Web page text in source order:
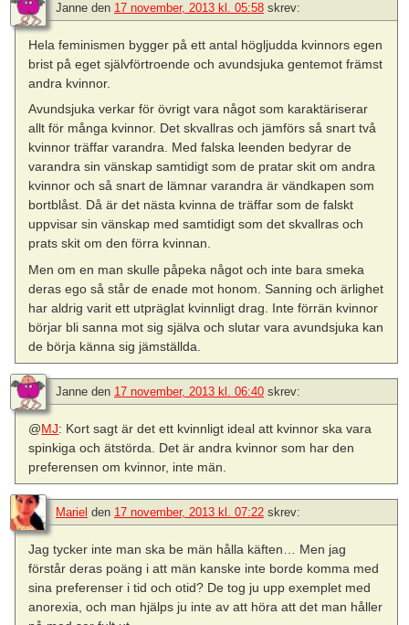
Janne den 17 november, 2013 kl. 05:58 skrev:
Hela feminismen bygger på ett antal högljudda kvinnors egen
brist på eget självförtroende och avundsjuka gentemot främst
andra kvinnor.
Avundsjuka verkar för övrigt vara något som karaktäriserar
allt för många kvinnor. Det skvallras och jämförs så snart två
kvinnor träffar varandra. Med falska leenden bedyrar de
varandra sin vänskap samtidigt som de pratar skit om andra
kvinnor och så snart de lämnar varandra är vändkapen som
bortblåst. Då är det nästa kvinna de träffar som de falskt
uppvisar sin vänskap med samtidigt som det skvallras och
prats skit om den förra kvinnan.
Men om en man skulle påpeka något och inte bara smeka
deras ego så står de enade mot honom. Sanning och ärlighet
har aldrig varit ett utpräglat kvinnligt drag. Inte förrän kvinnor
börjar bli sanna mot sig själva och slutar vara avundsjuka kan
de börja känna sig jämställda.
Janne den 17 november, 2013 kl. 06:40 skrev:
@MJ: Kort sagt är det ett kvinnligt ideal att kvinnor ska vara
spinkiga och ätstörda. Det är andra kvinnor som har den
preferensen om kvinnor, inte män.
Mariel den 17 november, 2013 kl. 07:22 skrev:
Jag tycker inte man ska be män hålla käften… Men jag
förstår deras poäng i att män kanske inte borde komma med
sina preferenser i tid och otid? De tog ju upp exemplet med
anorexia, och man hjälps ju inte av att höra att det man håller